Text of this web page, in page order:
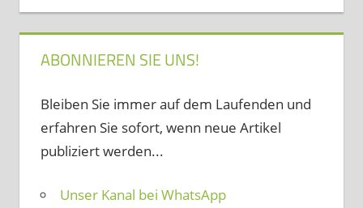
ABONNIEREN SIE UNS!
Bleiben Sie immer auf dem Laufenden und
erfahren Sie sofort, wenn neue Artikel
publiziert werden...
Unser Kanal bei WhatsApp